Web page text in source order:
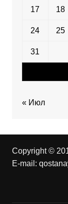
17 18
24 25
31
« Июл
Copyright ©
E-mail: